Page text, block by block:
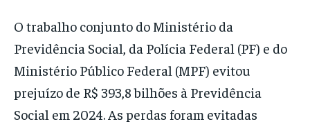
O trabalho conjunto do Ministério da
Previdência Social, da Polícia Federal (PF) e do
Ministério Público Federal (MPF) evitou
prejuízo de R$ 393,8 bilhões à Previdência
Social em 2024. As perdas foram evitadas